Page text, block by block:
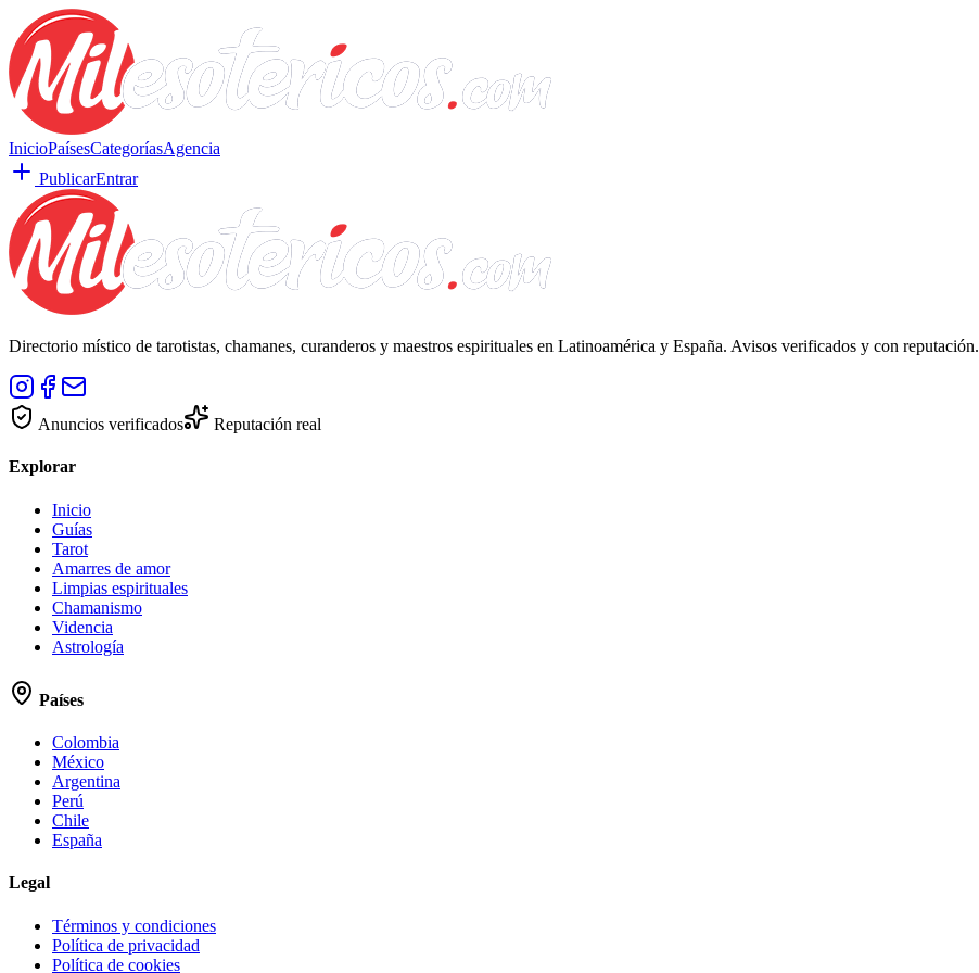
InicioPaísesCategoríasAgencia
PublicarEntrar
Directorio místico de tarotistas, chamanes, curanderos y maestros espirituales en Latinoamérica y España. Avisos verificados y con reputación.
Anuncios verificados Reputación real
Explorar
Inicio
Guías
Tarot
Amarres de amor
Limpias espirituales
Chamanismo
Videncia
Astrología
Países
Colombia
México
Argentina
Perú
Chile
España
Legal
Términos y condiciones
Política de privacidad
Política de cookies